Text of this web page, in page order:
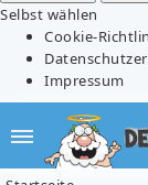
Selbst wählen
Cookie-
Impressum